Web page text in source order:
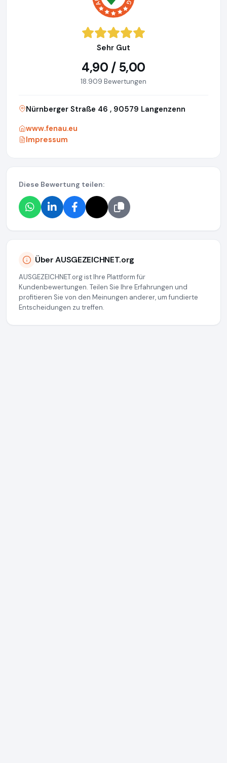
Sehr Gut
4,90 / 5,00
18.909 Bewertungen
Nürnberger Straße 46 , 90579 Langenzenn
www.fenau.eu
Impressum
Diese Bewertung teilen:
Über AUSGEZEICHNET.org
AUSGEZEICHNET.org ist Ihre Plattform für
Kundenbewertungen. Teilen Sie Ihre Erfahrungen und
profitieren Sie von den Meinungen anderer, um fundierte
Entscheidungen zu treffen.